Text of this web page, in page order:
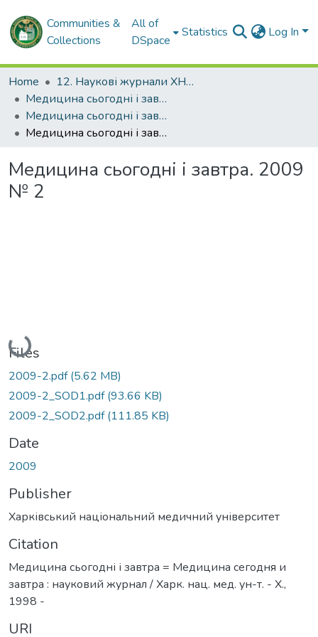
Communities &
Collections
All of
DSpace
Statistics Log In
Home
12. Наукові журнали ХНМУ
Медицина сьогодні і завтра
Медицина сьогодні і завтра. 2009
Медицина сьогодні і завтра. 2009 № 2
Медицина сьогодні і завтра. 2009
№ 2
Loading...
Files
2009-2.pdf(5.62 MB)
2009-2_SOD1.pdf(93.66 KB)
2009-2_SOD2.pdf(111.85 KB)
Date
2009
Publisher
Харківський національний медичний університет
Citation
Медицина сьогодні і завтра = Медицина сегодня и
завтра : науковий журнал / Харк. нац. мед. ун-т. - Х.,
1998 -
URI